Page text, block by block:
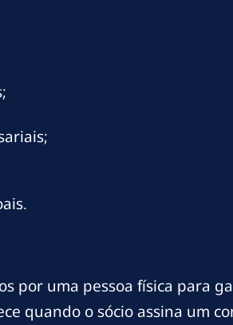
por uma pessoa física para
quando o sócio assina um